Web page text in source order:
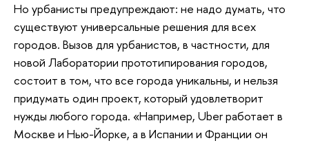
Но урбанисты предупреждают: не надо думать, что
существуют универсальные решения для всех
городов. Вызов для урбанистов, в частности, для
новой Лаборатории прототипирования городов,
состоит в том, что все города уникальны, и нельзя
придумать один проект, который удовлетворит
нужды любого города. «Например, Uber работает в
Москве и Нью-Йорке, а в Испании и Франции он